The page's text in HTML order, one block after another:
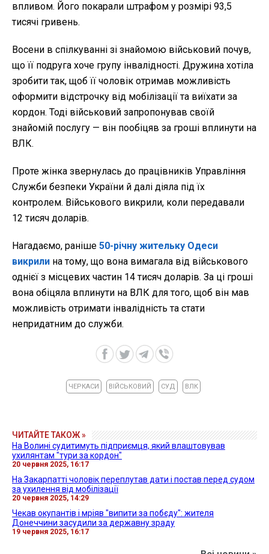
впливом. Його покарали штрафом у розмірі 93,5
тисячі гривень.
Восени в спілкуванні зі знайомою військовий почув,
що її подруга хоче групу інвалідності. Дружина хотіла
зробити так, щоб її чоловік отримав можливість
оформити відстрочку від мобілізації та виїхати за
кордон. Тоді військовий запропонував своїй
знайомій послугу — він пообіцяв за гроші вплинути на
ВЛК.
Проте жінка звернулась до працівників Управління
Служби безпеки України й далі діяла під їх
контролем. Військового викрили, коли передавали
12 тисяч доларів.
Нагадаємо, раніше 50-річну жительку Одеси
викрили на тому, що вона вимагала від військового
однієї з місцевих частин 14 тисяч доларів. За ці гроші
вона обіцяла вплинути на ВЛК для того, щоб він мав
можливість отримати інвалідність та стати
непридатним до служби.
ЧЕРКАСИ ВІЙСЬКОВИЙ СУД ВЛК
ЧИТАЙТЕ ТАКОЖ »
На Волині судитимуть підприємця, який влаштовував
ухилянтам "тури за кордон"
20 червня 2025, 16:17
На Закарпатті чоловік переплутав дати і постав перед судом
за ухилення від мобілізації
20 червня 2025, 14:29
Чекав окупантів і мріяв "випити за побєду": жителя
Донеччини засудили за державну зраду
19 червня 2025, 16:17